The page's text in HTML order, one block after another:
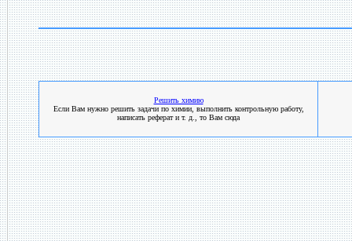
Решить химию
Если Вам нужно решить задачи по химии, выполнить контрольную работу,
написать реферат и т. д., то Вам сюда